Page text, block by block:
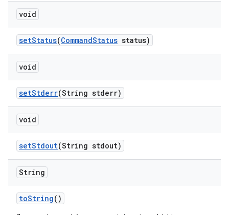
void
setStatus(CommandStatus status)
void
setStderr(String stderr)
void
setStdout(String stdout)
String
toString()